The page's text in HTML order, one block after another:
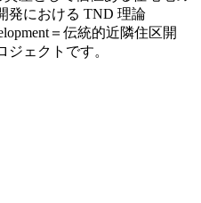
発における TND 理論
＝伝統的近隣住区開
ェクトです。